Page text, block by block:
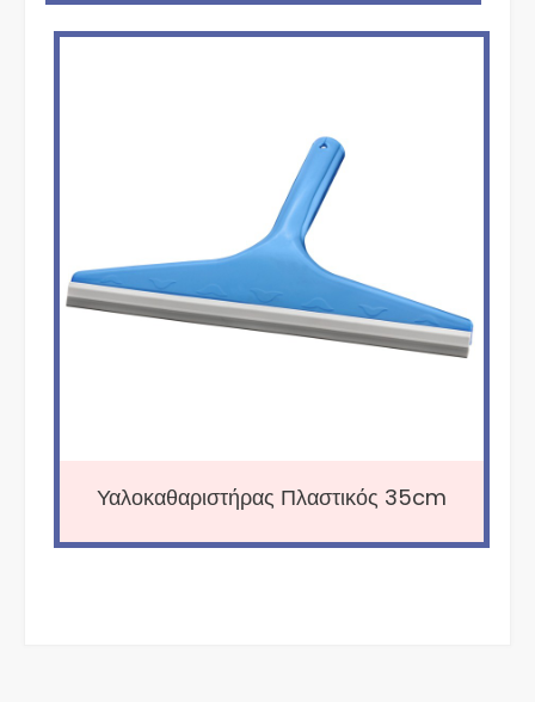
Υαλοκαθαριστήρας Πλαστικός 35cm